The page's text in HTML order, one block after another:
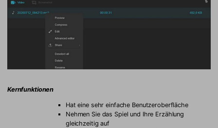
Kernfunktionen
Hat eine sehr einfache Benutzeroberfläche
Nehmen Sie das Spiel und Ihre Erzählung
gleichzeitig auf